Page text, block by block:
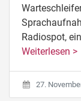
Radiospot,
Weiterlesen >
27.